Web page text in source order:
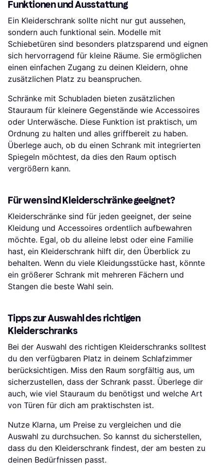
Funktionen und Ausstattung
Ein Kleiderschrank sollte nicht nur gut aussehen,
sondern auch funktional sein. Modelle mit
Schiebetüren sind besonders platzsparend und eignen
sich hervorragend für kleine Räume. Sie ermöglichen
einen einfachen Zugang zu deinen Kleidern, ohne
zusätzlichen Platz zu beanspruchen.
Schränke mit Schubladen bieten zusätzlichen
Stauraum für kleinere Gegenstände wie Accessoires
oder Unterwäsche. Diese Funktion ist praktisch, um
Ordnung zu halten und alles griffbereit zu haben.
Überlege auch, ob du einen Schrank mit integrierten
Spiegeln möchtest, da dies den Raum optisch
vergrößern kann.
Für wen sind Kleiderschränke geeignet?
Kleiderschränke sind für jeden geeignet, der seine
Kleidung und Accessoires ordentlich aufbewahren
möchte. Egal, ob du alleine lebst oder eine Familie
hast, ein Kleiderschrank hilft dir, den Überblick zu
behalten. Wenn du viele Kleidungsstücke hast, könnte
ein größerer Schrank mit mehreren Fächern und
Stangen die beste Wahl sein.
Tipps zur Auswahl des richtigen
Kleiderschranks
Bei der Auswahl des richtigen Kleiderschranks solltest
du den verfügbaren Platz in deinem Schlafzimmer
berücksichtigen. Miss den Raum sorgfältig aus, um
sicherzustellen, dass der Schrank passt. Überlege dir
auch, wie viel Stauraum du benötigst und welche Art
von Türen für dich am praktischsten ist.
Nutze Klarna, um Preise zu vergleichen und die
Auswahl zu durchsuchen. So kannst du sicherstellen,
dass du den Kleiderschrank findest, der am besten zu
deinen Bedürfnissen passt.